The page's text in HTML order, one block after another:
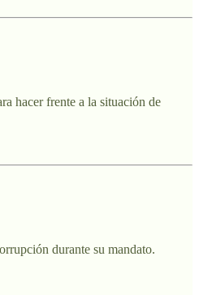
hacer frente a la situación de
durante su mandato.